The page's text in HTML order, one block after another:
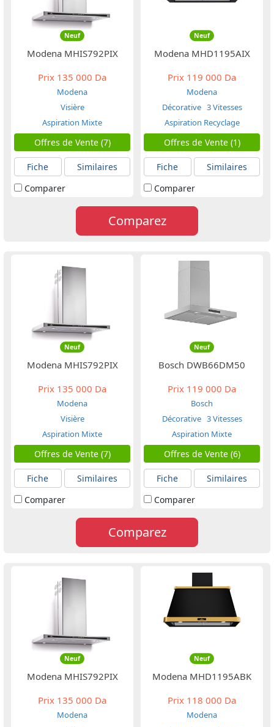
Neuf
Modena MHIS792PIX
Prix 135 000 Da
Modena
Visière
Aspiration Mixte
Offres de Vente (7)
Fiche
Similaires
Comparer
Neuf
Modena MHD1195AIX
Prix 119 000 Da
Modena
Décorative 3 Vitesses
Aspiration Recyclage
Offres de Vente (1)
Fiche
Similaires
Comparer
Comparez
Neuf
Modena MHIS792PIX
Prix 135 000 Da
Modena
Visière
Aspiration Mixte
Offres de Vente (7)
Fiche
Similaires
Comparer
Neuf
Bosch DWB66DM50
Prix 119 000 Da
Bosch
Décorative 3 Vitesses
Aspiration Mixte
Offres de Vente (6)
Fiche
Similaires
Comparer
Comparez
Neuf
Modena MHIS792PIX
Prix 135 000 Da
Modena
Neuf
Modena MHD1195ABK
Prix 118 000 Da
Modena